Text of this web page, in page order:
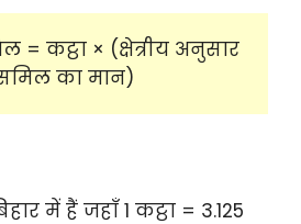
= कट्ठा × (क्षेत्रीय अनुसार
का मान)
में हैं जहाँ 1 कट्ठा = 3.125